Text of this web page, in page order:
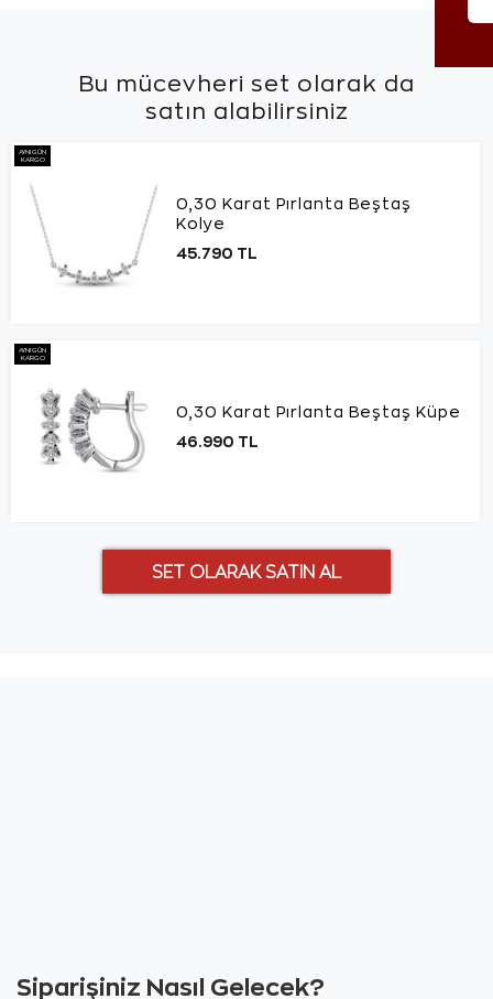
Bu mücevheri set olarak da
satın alabilirsiniz
AYNI GÜN
KARGO
0,30 Karat Pırlanta Beştaş
Kolye
45.790 TL
AYNI GÜN
KARGO
0,30 Karat Pırlanta Beştaş Küpe
46.990 TL
Siparişiniz Nasıl Gelecek?